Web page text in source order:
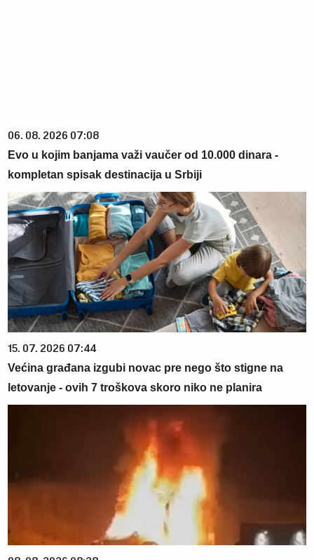
06. 08. 2026 07:08
Evo u kojim banjama važi vaučer od 10.000 dinara -
kompletan spisak destinacija u Srbiji
15. 07. 2026 07:44
Većina građana izgubi novac pre nego što stigne na
letovanje - ovih 7 troškova skoro niko ne planira